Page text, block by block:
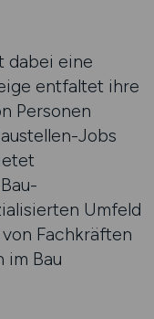
dabei eine
entfaltet ihre
Personen
Jobs
Umfeld
Fachkräften
im Bau